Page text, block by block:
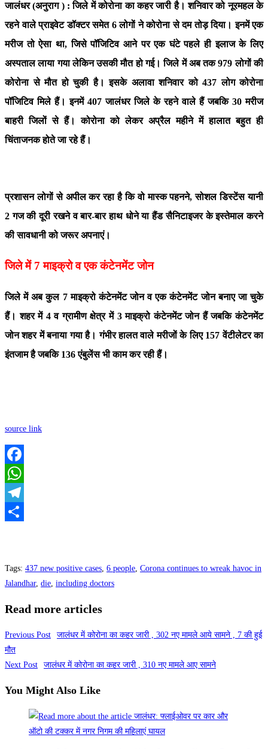
जालंधर (अनुराग ) : जिले में कोरोना का कहर जारी है। शनिवार को नूरमहल के
रहने वाले प्राइवेट डॉक्टर समेत 6 लोगों ने कोरोना से दम तोड़ दिया। इनमें एक
मरीज तो ऐसा था, जिसे पॉजिटिव आने पर एक घंटे पहले ही इलाज के लिए
अस्पताल लाया गया लेकिन उसकी मौत हो गई। जिले में अब तक 979 लोगों की
कोरोना से मौत हो चुकी है। इसके अलावा शनिवार को 437 लोग कोरोना
पॉजिटिव मिले हैं। इनमें 407 जालंधर जिले के रहने वाले हैं जबकि 30 मरीज
बाहरी जिलों से हैं। कोरोना को लेकर अप्रैल महीने में हालात बहुत ही
चिंताजनक होते जा रहे हैं।
प्रशासन लोगों से अपील कर रहा है कि वो मास्क पहनने, सोशल डिस्टेंस यानी
2 गज की दूरी रखने व बार-बार हाथ धोने या हैंड सैनिटाइजर के इस्तेमाल करने
की सावधानी को जरूर अपनाएं।
जिले में 7 माइक्रो व एक कंटेनमेंट जोन
जिले में अब कुल 7 माइक्रो कंटेनमेंट जोन व एक कंटेनमेंट जोन बनाए जा चुके
हैं। शहर में 4 व ग्रामीण क्षेत्र में 3 माइक्रो कंटेनमेंट जोन हैं जबकि कंटेनमेंट
जोन शहर में बनाया गया है। गंभीर हालत वाले मरीजों के लिए 157 वेंटीलेटर का
इंतजाम है जबकि 136 एंबुलेंस भी काम कर रही हैं।
source link
Facebook
WhatsApp
Telegram
Tags: 437 new positive cases 6 people Corona continues to wreak havoc in
Jalandhar, die including doctors
Read more articles
Previous Post
जालंधर में कोरोना का कहर जारी , 302 नए मामले आये सामने , 7 की हुई
मौत
Next Post
जालंधर में कोरोना का कहर जारी , 310 नए मामले आए सामने
You Might Also Like